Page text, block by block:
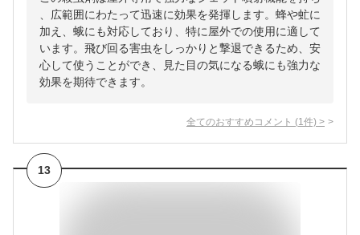
、広範囲にわたって迅速に効果を発揮します。蜂や虻に
加え、蛾にも対応しており、特に屋外での使用に適して
います。飛び回る害虫をしっかりと撃退できるため、安
心して使うことができ、見た目の気になる蛾にも強力な
効果を期待できます。
全てのおすすめコメント (1 件) >
13